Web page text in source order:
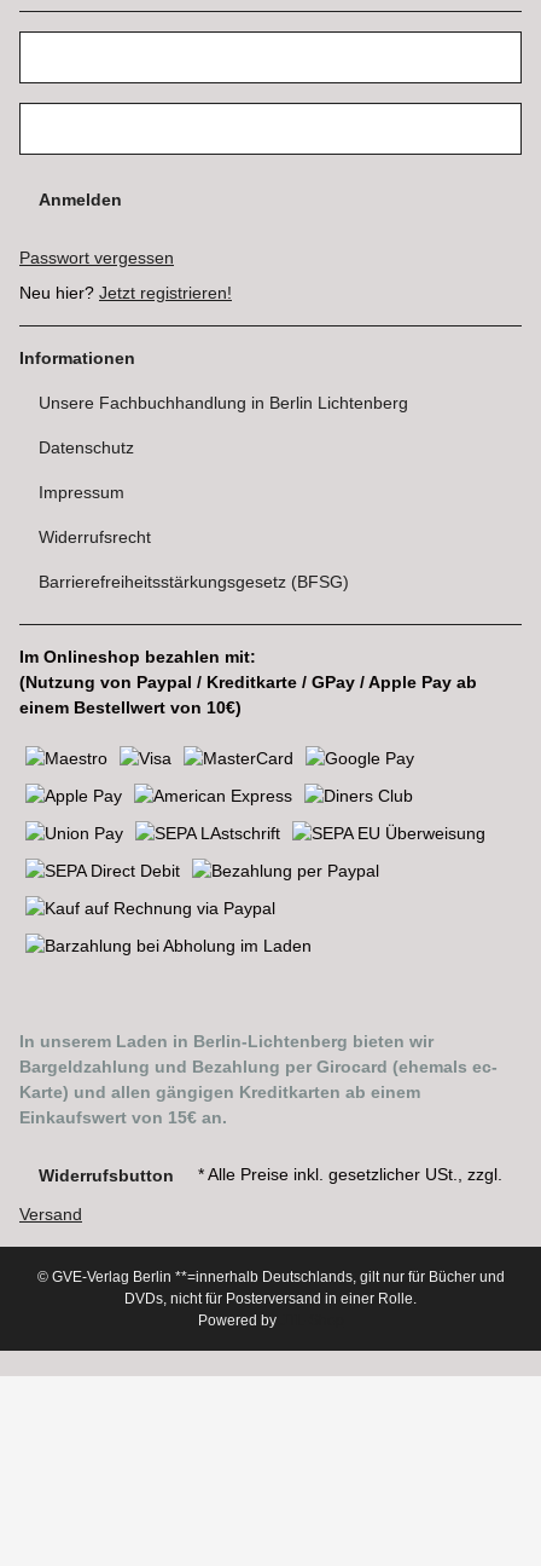
Anmelden
Passwort vergessen
Neu hier? Jetzt registrieren!
Informationen
Unsere Fachbuchhandlung in Berlin Lichtenberg
Datenschutz
Impressum
Widerrufsrecht
Barrierefreiheitsstärkungsgesetz (BFSG)
Im Onlineshop bezahlen mit:
(Nutzung von Paypal / Kreditkarte / GPay / Apple Pay ab
einem Bestellwert von 10€)
In unserem Laden in Berlin-Lichtenberg bieten wir
Bargeldzahlung und Bezahlung per Girocard (ehemals ec-
Karte) und allen gängigen Kreditkarten ab einem
Einkaufswert von 15€ an.
Widerrufsbutton * Alle Preise inkl. gesetzlicher USt., zzgl.
Versand
© GVE-Verlag Berlin **=innerhalb Deutschlands, gilt nur für Bücher und
DVDs, nicht für Posterversand in einer Rolle.
Powered by